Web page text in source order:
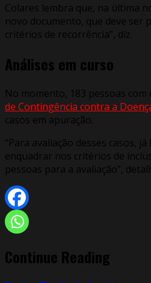
Colares lembra que, na última
novo documento, que deve ser
critérios de recorrência”, diz.
Análises em curso
No momento, 183 pessoas com
de Contingência contra a
casos em apuração.
“Para avaliação desses casos,
enquadrar nos critérios de
pessoas para a avaliação”,
Continue Reading